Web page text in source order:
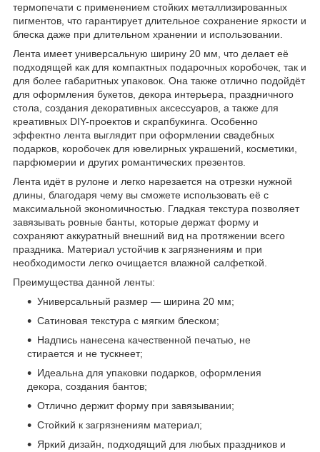
термопечати с применением стойких металлизированных
пигментов, что гарантирует длительное сохранение яркости и
блеска даже при длительном хранении и использовании.
Лента имеет универсальную ширину 20 мм, что делает её
подходящей как для компактных подарочных коробочек, так и
для более габаритных упаковок. Она также отлично подойдёт
для оформления букетов, декора интерьера, праздничного
стола, создания декоративных аксессуаров, а также для
креативных DIY-проектов и скрапбукинга. Особенно
эффектно лента выглядит при оформлении свадебных
подарков, коробочек для ювелирных украшений, косметики,
парфюмерии и других романтических презентов.
Лента идёт в рулоне и легко нарезается на отрезки нужной
длины, благодаря чему вы сможете использовать её с
максимальной экономичностью. Гладкая текстура позволяет
завязывать ровные банты, которые держат форму и
сохраняют аккуратный внешний вид на протяжении всего
праздника. Материал устойчив к загрязнениям и при
необходимости легко очищается влажной салфеткой.
Преимущества данной ленты:
Универсальный размер — ширина 20 мм;
Сатиновая текстура с мягким блеском;
Надпись нанесена качественной печатью, не
стирается и не тускнеет;
Идеальна для упаковки подарков, оформления
декора, создания бантов;
Отлично держит форму при завязывании;
Стойкий к загрязнениям материал;
Яркий дизайн, подходящий для любых праздников и